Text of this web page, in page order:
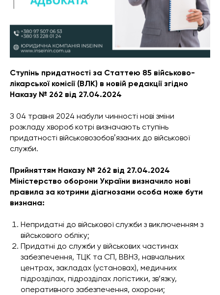
Ступінь придатності за Статтею 85 військово-
лікарської комісії (ВЛК) в новій редакції згідно
Наказу № 262 від 27.04.2024
З 04 травня 2024 набули чинності нові зміни
розкладу хвороб котрі визначають ступінь
придатності військовозобовʼязаних до військової
служби.
Прийняттям Наказу № 262 від 27.04.2024
Міністерство оборони України визначило нові
правила за котрими діагнозами особа може бути
визнана:
Непридатні до військової служби з виключенням з
військового обліку;
Придатні до служби у військових частинах
забезпечення, ТЦК та СП, ВВНЗ, навчальних
центрах, закладах (установах), медичних
підрозділах, підрозділах логістики, зв’язку,
оперативного забезпечення, охорони;